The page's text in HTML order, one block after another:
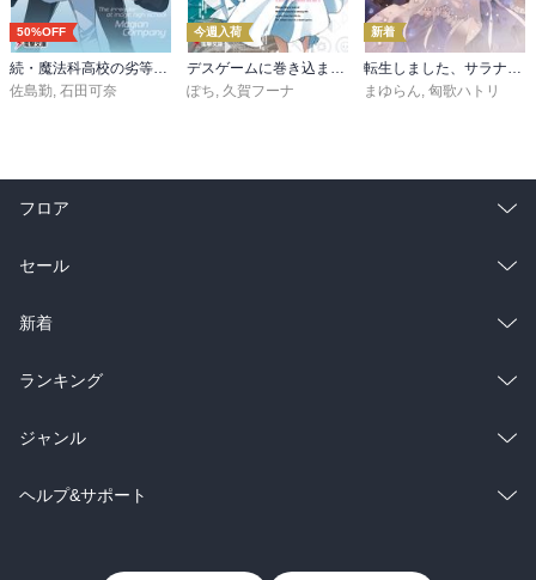
50%OFF
続・魔法科高校の劣等生 メイジアン・カンパニー(11)
佐島勤, 石田可奈
今週入荷
デスゲームに巻き込まれた山本さん、気ままにゲームバランスを崩壊させる７【電子特別版】
ぽち, 久賀フーナ
新着
転生しました、サラナ・キンジェです。ごきげんよう。５ ～婚約破棄されたので田舎で気ままに暮らしたいと思います～【電子書店共通特典SS付】
まゆらん, 匈歌ハトリ
フロア
総合
ラノベ
雑誌・グラビア
BL・TL
セール
総合
ラノベ
雑誌・グラビア
BL・TL
新着
総合
ラノベ
雑誌・グラビア
ランキング
総合
ラノベ
ジャンル
コミック
ヘルプ&サポート